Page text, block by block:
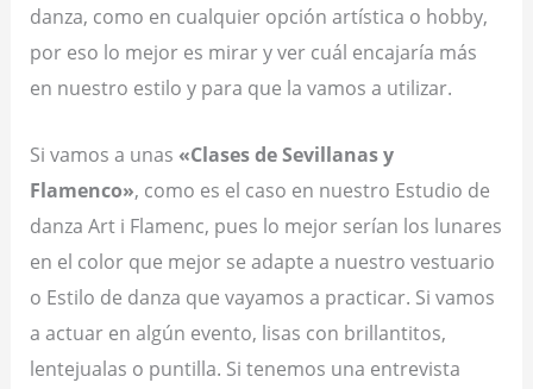
danza, como en cualquier opción artística o hobby,
por eso lo mejor es mirar y ver cuál encajaría más
en nuestro estilo y para que la vamos a utilizar.
Si vamos a unas «Clases de Sevillanas y
Flamenco», como es el caso en nuestro Estudio de
danza Art i Flamenc, pues lo mejor serían los lunares
en el color que mejor se adapte a nuestro vestuario
o Estilo de danza que vayamos a practicar. Si vamos
a actuar en algún evento, lisas con brillantitos,
lentejualas o puntilla. Si tenemos una entrevista